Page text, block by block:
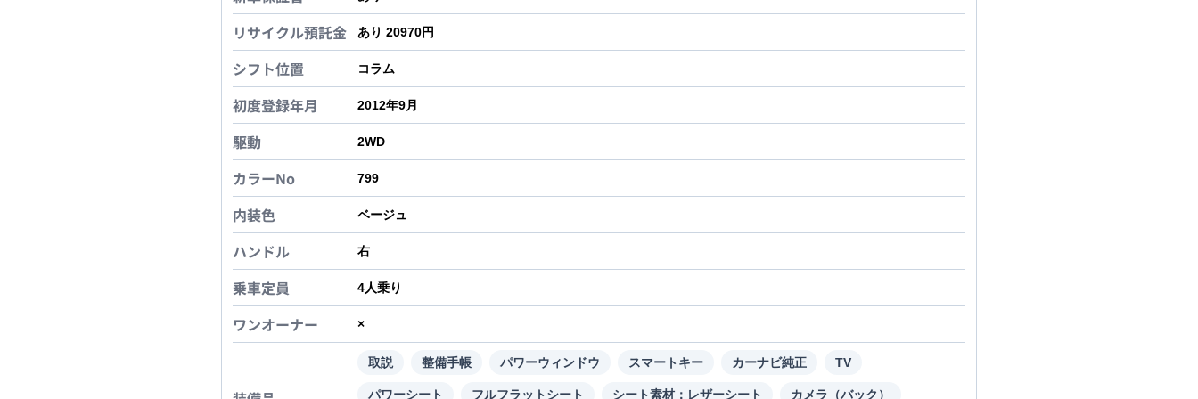
リサイクル預託金 あり 20970円
シフト位置 コラム
初度登録年月 2012年9月
駆動 2WD
カラーNo 799
内装色 ベージュ
ハンドル 右
乗車定員 4人乗り
ワンオーナー ×
取説 整備手帳 パワーウィンドウ スマートキー カーナビ純正 TV
パワーシート フルフラットシート シート素材：レザーシート カメラ（バック）